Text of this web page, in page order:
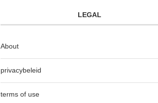
LEGAL
About
privacybeleid
terms of use